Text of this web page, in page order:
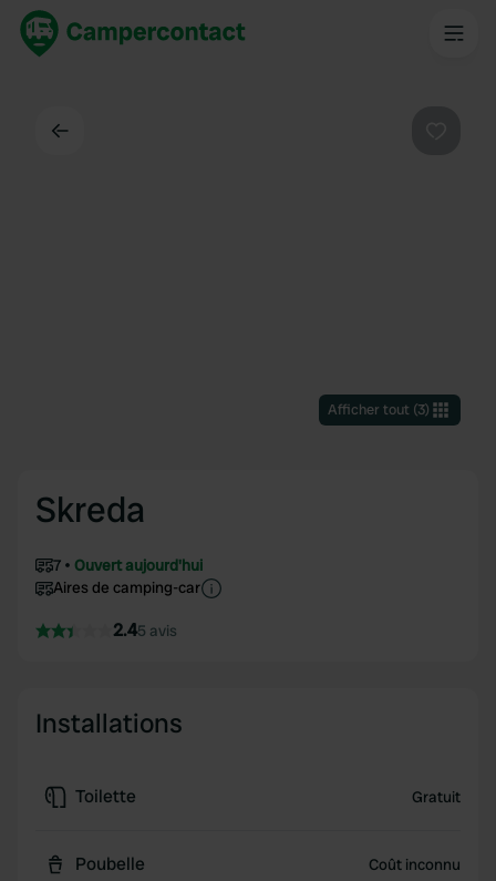
Afficher tout(3)
Skreda
7
Ouvert aujourd'hui
Aires de camping-car
2.45 avis
Installations
Toilette Gratuit
Poubelle Coût inconnu